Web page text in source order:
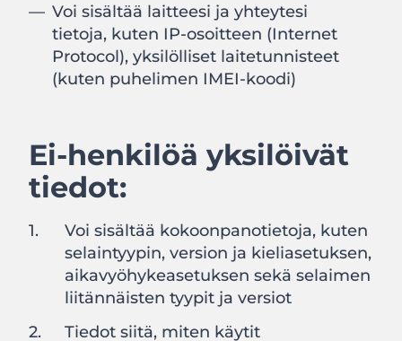
Voi sisältää laitteesi ja yhteytesi
tietoja, kuten IP-osoitteen (Internet
Protocol), yksilölliset laitetunnisteet
(kuten puhelimen IMEI-koodi)
Ei-henkilöä yksilöivät
tiedot:
Voi sisältää kokoonpanotietoja, kuten
selaintyypin, version ja kieliasetuksen,
aikavyöhykeasetuksen sekä selaimen
liitännäisten tyypit ja versiot
Tiedot siitä, miten käytit